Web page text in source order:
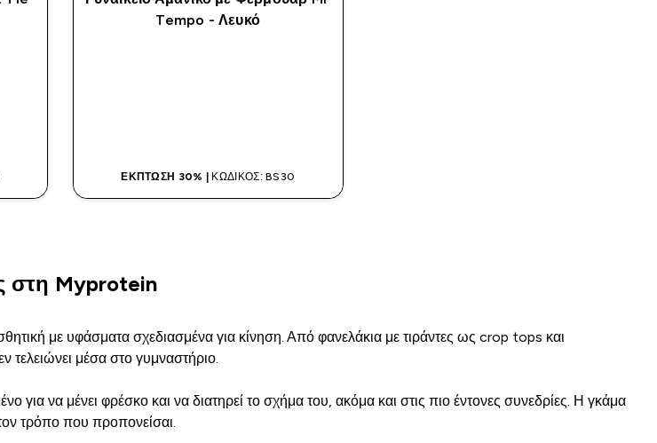
Tempo - Λευκό
ΈΚΠΤΩΣΗ 30% | ΚΩΔΙΚΌΣ: BS30
στη Myprotein
με υφάσματα σχεδιασμένα για κίνηση. Από φανελάκια με τιράντες ως crop tops και
μέσα στο γυμναστήριο.
να μένει φρέσκο και να διατηρεί το σχήμα του, ακόμα και στις πιο έντονες συνεδρίες. Η γκάμα
τρόπο που προπονείσαι.